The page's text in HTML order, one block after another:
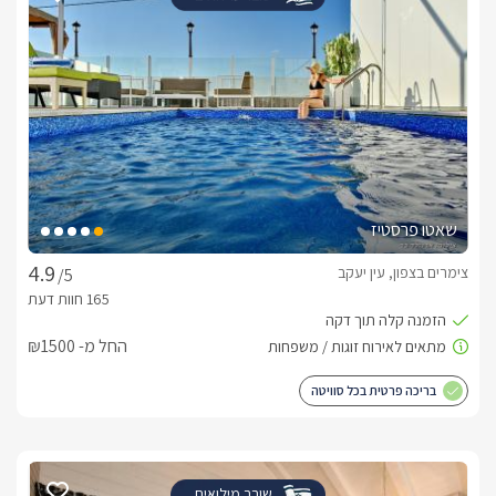
שאטו פרסטיז
/5
צימרים בצפון, עין יעקב
החל מ- ₪1500
בריכה פרטית בכל סוויטה